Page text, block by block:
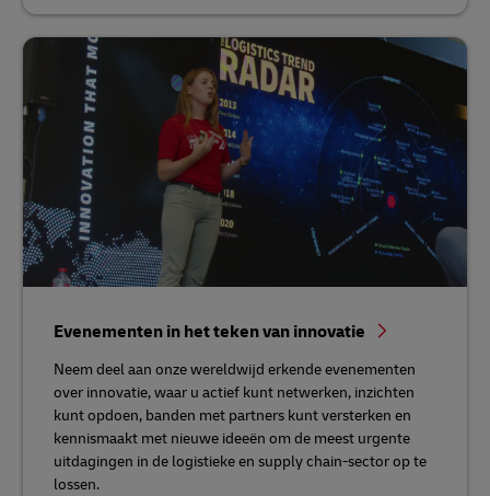
Evenementen in het teken van innovatie
Neem deel aan onze wereldwijd erkende evenementen
over innovatie, waar u actief kunt netwerken, inzichten
kunt opdoen, banden met partners kunt versterken en
kennismaakt met nieuwe ideeën om de meest urgente
uitdagingen in de logistieke en supply chain-sector op te
lossen.